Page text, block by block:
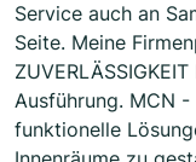
Service auch an
Seite. Meine
Ausführung. MCN
funktionelle